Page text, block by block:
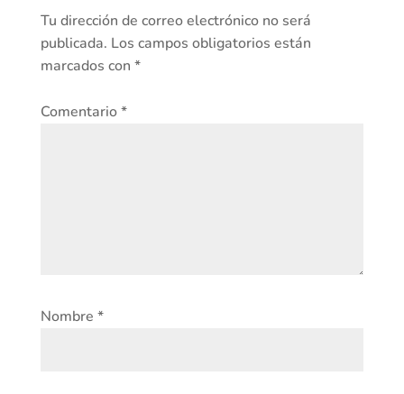
Tu dirección de correo electrónico no será
publicada. Los campos obligatorios están
marcados con *
Comentario*
Nombre *